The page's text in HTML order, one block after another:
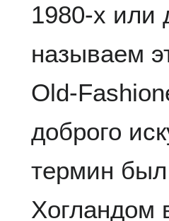
1980-х или
называем
Old-
доброго
термин
Хогландом